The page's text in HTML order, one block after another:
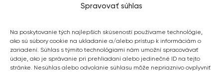
Spravovať súhlas
Na poskytovanie tých najlepších skúseností používame technológie,
ako sú súbory cookie na ukladanie a/alebo prístup k informáciám o
zariadení. Súhlas s týmito technológiami nám umožní spracovávať
údaje, ako je správanie pri prehliadaní alebo jedinečné ID na tejto
stránke. Nesúhlas alebo odvolanie súhlasu môže nepriaznivo ovplyvniť
2,8 kW
2 034
Pôvodná
1 709€Aktuálna